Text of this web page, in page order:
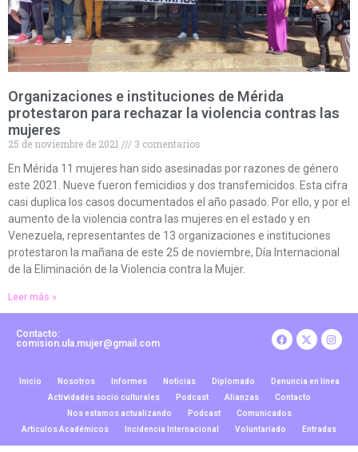
Organizaciones e instituciones de Mérida
protestaron para rechazar la violencia contras las
mujeres
25 de noviembre de 2021
3 comentarios
En Mérida 11 mujeres han sido asesinadas por razones de género
este 2021. Nueve fueron femicidios y dos transfemicidos. Esta cifra
casi duplica los casos documentados el año pasado. Por ello, y por el
aumento de la violencia contra las mujeres en el estado y en
Venezuela, representantes de 13 organizaciones e instituciones
protestaron la mañana de este 25 de noviembre, Día Internacional
de la Eliminación de la Violencia contra la Mujer.
Leer más »
Contacto:
comision.ula.mujer@gmail.com
Inicio Nosotros Informes Noticias Diplomado
Denuncia en línea
Actividades socio culturales
Podcast Alianzas
Contacto
Nos estamos actualizando
Podcast
Comunicados
Articulos Académicos
Incidencia Internacional Voluntariado Entradas